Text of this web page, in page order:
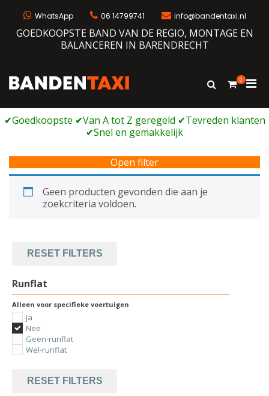
WhatsApp 06 14799741 info@bandentaxi.nl
GOEDKOOPSTE BAND VAN DE REGIO, MONTAGE EN
BALANCEREN IN BARENDRECHT
Bandengarage met eigen webshop
Toon
0
voor
Open filter
Geen producten gevonden die aan je
zoekcriteria voldoen.
RESET FILTERS
Runflat
Alleen voor specifieke voertuigen
Ja
Nee
Geen-runflat
Wel-runflat
RESET FILTERS